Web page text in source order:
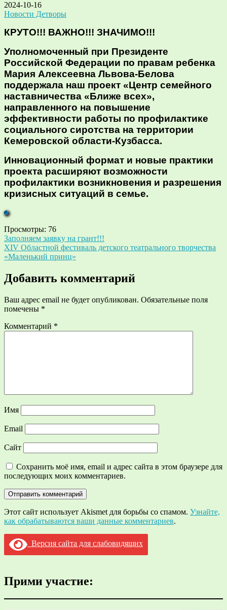
2024-10-16
Новости Детворы
КРУТО!!! ВАЖНО!!! ЗНАЧИМО!!!
Уполномоченный при Президенте
Российской Федерации по правам ребенка
Мария Алексеевна Львова-Белова
поддержала наш проект «Центр семейного
наставничества «Ближе всех»,
направленного на повышение
эффективности работы по профилактике
социального сиротства на территории
Кемеровской области-Кузбасса.
Инновационный формат и новые практики
проекта расширяют возможности
профилактики возникновения и разрешения
кризисных ситуаций в семье.
Просмотры: 76
Навигация
по
Заполняем заявку на грант!!!
XIV Областной фестиваль детского театрального творчества
«Маленький принц»
Добавить комментарий
Ваш адрес email не будет опубликован. Обязательные поля
помечены *
Комментарий *
Имя
Email
Сайт
Сохранить моё имя, email и адрес сайта в этом браузере для
последующих моих комментариев.
Этот сайт использует Akismet для борьбы со спамом. Узнайте,
как обрабатываются ваши данные комментариев.
Версия сайта для слабовидящих
Прими участие: